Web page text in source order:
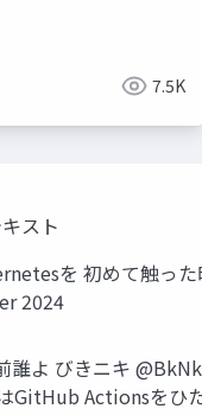
7.5K
スト
を 初めて触っ
2024
誰よ びきニキ
GitHub Actionsをひ